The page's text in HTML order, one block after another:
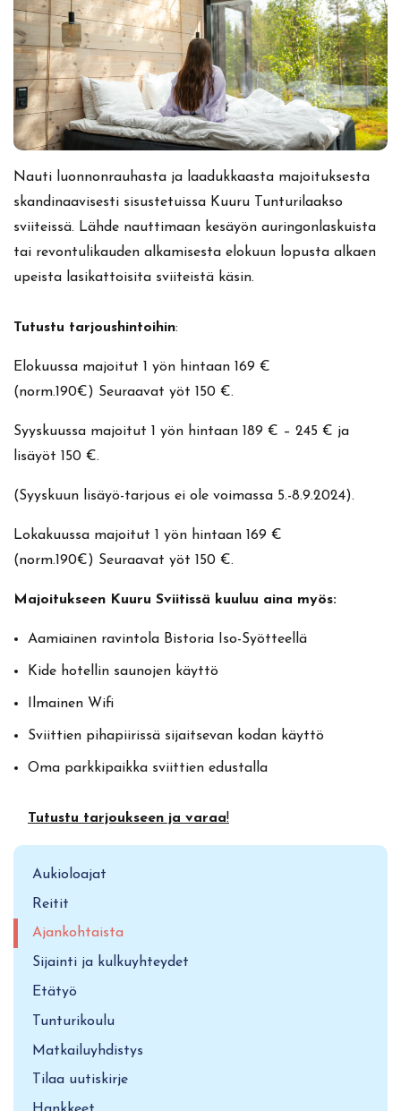
Nauti luonnonrauhasta ja laadukkaasta majoituksesta
skandinaavisesti sisustetuissa Kuuru Tunturilaakso
sviiteissä. Lähde nauttimaan kesäyön auringonlaskuista
tai revontulikauden alkamisesta elokuun lopusta alkaen
upeista lasikattoisita sviiteistä käsin.
Tutustu tarjoushintoihin:
Elokuussa majoitut 1 yön hintaan 169 €
(norm.190€) Seuraavat yöt 150 €.
Syyskuussa majoitut 1 yön hintaan 189 € – 245 € ja
lisäyöt 150 €.
(Syyskuun lisäyö-tarjous ei ole voimassa 5.-8.9.2024).
Lokakuussa majoitut 1 yön hintaan 169 €
(norm.190€) Seuraavat yöt 150 €.
Majoitukseen Kuuru Sviitissä kuuluu aina myös:
Aamiainen ravintola Bistoria Iso-Syötteellä
Kide hotellin saunojen käyttö
Ilmainen Wifi
Sviittien pihapiirissä sijaitsevan kodan käyttö
Oma parkkipaikka sviittien edustalla
Tutustu tarjoukseen ja varaa!
Aukioloajat
Reitit
Ajankohtaista
Sijainti ja kulkuyhteydet
Etätyö
Tunturikoulu
Matkailuyhdistys
Tilaa uutiskirje